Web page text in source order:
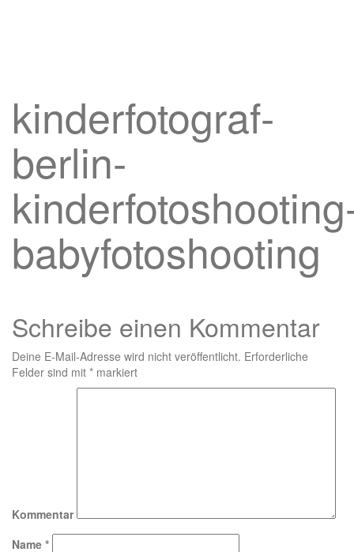
kinderfotograf-
berlin-
babyfotoshooting
Schreibe einen Kommentar
Deine E-Mail-Adresse wird nicht veröffentlicht. Erforderliche
Felder sind mit * markiert
Kommentar
Name *